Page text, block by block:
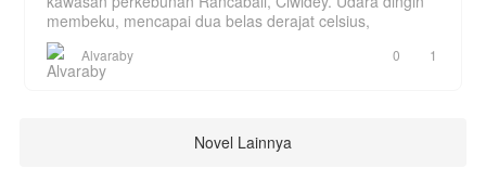
membeku, mencapai dua belas derajat celsius,
Alvaraby 0 1
Novel Lainnya